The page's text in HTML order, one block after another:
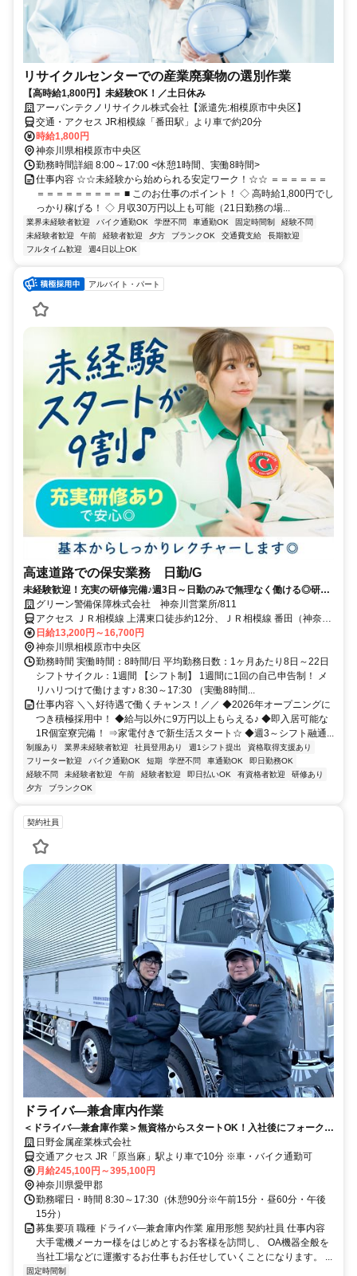
リサイクルセンターでの産業廃棄物の選別作業
【高時給1,800円】未経験OK！／土日休み
アーバンテクノリサイクル株式会社【派遣先:相模原市中央区】
交通・アクセス JR相模線「番田駅」より車で約20分
時給1,800円
神奈川県相模原市中央区
勤務時間詳細 8:00～17:00 <休憩1時間、実働8時間>
仕事内容 ☆☆未経験から始められる安定ワーク！☆☆ ＝＝＝＝＝＝
＝＝＝＝＝＝＝＝＝ ■ このお仕事のポイント！ ◇ 高時給1,800円でし
っかり稼げる！ ◇ 月収30万円以上も可能（21日勤務の場...
業界未経験者歓迎 バイク通勤OK 学歴不問 車通勤OK 固定時間制
経験不問
未経験者歓迎
午前 経験者歓迎 夕方 ブランクOK 交通費支給
長期歓迎
フルタイム歓迎
週4日以上OK
アルバイト・パート
高速道路での保安業務 日勤/G
未経験歓迎！充実の研修完備♪週3日～日勤のみで無理なく働ける◎研修
中から日払い可能！
グリーン警備保障株式会社 神奈川営業所/811
アクセス ＪＲ相模線 上溝東口徒歩約12分、ＪＲ相模線 番田（神奈川
県）徒歩約12分、ＪＲ相模線 原当麻西口徒歩約39分 番田駅周辺の現
場★直行直帰OK★神奈川県内に現場多数
日給13,200円～16,700円
神奈川県相模原市中央区
勤務時間 実働時間：8時間/日 平均勤務日数：1ヶ月あたり8日～22日
シフトサイクル：1週間 【シフト制】 1週間に1回の自己申告制！ メ
リハリつけて働けます♪ 8:30～17:30 （実働8時間...
仕事内容 ＼＼好待遇で働くチャンス！／／ ◆2026年オープニングに
つき積極採用中！ ◆給与以外に9万円以上もらえる♪ ◆即入居可能な
1R個室寮完備！ ⇒家電付きで新生活スタート☆ ◆週3～シフト融通...
制服あり 業界未経験者歓迎 社員登用あり 週1シフト提出
資格取得支援あり
フリーター歓迎
バイク通勤OK 短期 学歴不問 車通勤OK
即日勤務OK
経験不問
未経験者歓迎 午前 経験者歓迎 即日払いOK 有資格者歓迎
研修あり
夕方
ブランクOK
契約社員
ドライバ―兼倉庫内作業
＜ドライバ―兼倉庫作業＞無資格からスタートOK！入社後にフォーク免
許取得可能◎正社員登用制度有
日野金属産業株式会社
交通アクセス JR「原当麻」駅より車で10分 ※車・バイク通勤可
月給245,100円～395,100円
神奈川県愛甲郡
勤務曜日・時間 8:30～17:30（休憩90分※午前15分・昼60分・午後
15分）
募集要項 職種 ドライバ―兼倉庫内作業 雇用形態 契約社員 仕事内容
大手電機メーカー様をはじめとするお客様を訪問し、 OA機器全般を
当社工場などに運搬するお仕事もお任せしていくことになります。 ...
固定時間制